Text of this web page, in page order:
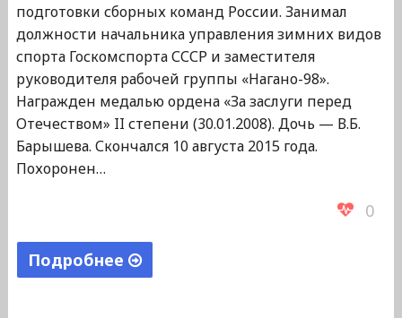
подготовки сборных команд России. Занимал
должности начальника управления зимних видов
спорта Госкомспорта СССР и заместителя
руководителя рабочей группы «Нагано-98».
Награжден медалью ордена «За заслуги перед
Отечеством» II степени (30.01.2008). Дочь — В.Б.
Барышева. Скончался 10 августа 2015 года.
Похоронен…
0
Подробнее